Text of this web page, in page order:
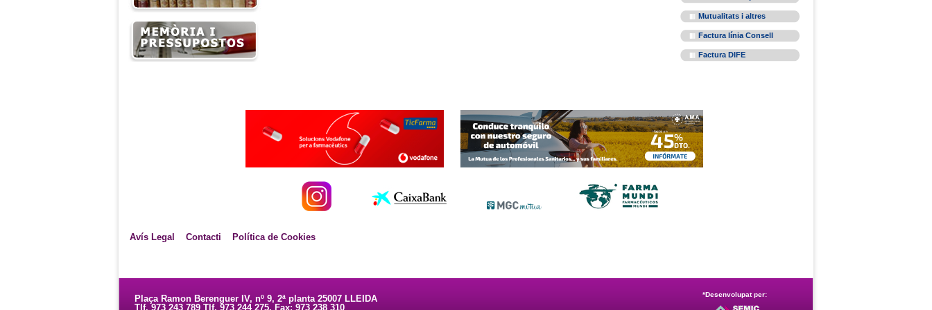
Mutualitats i altres
Factura línia Consell
Factura DIFE
Avís Legal Contacti Política de Cookies
Plaça Ramon Berenguer IV, nº 9, 2ª planta 25007 LLEIDA
Tlf. 973 243 789 Tlf. 973 244 275. Fax: 973 238 310
*Desenvolupat per: